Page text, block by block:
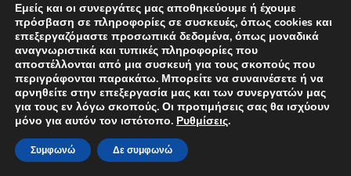
Ακολούθησέ μας στο Google News
Viber
Μπες στην ομάδα μας στο Viber!
Εμείς και οι συνεργάτες μας αποθηκεύουμε ή έχουμε
πρόσβαση σε πληροφορίες σε συσκευές, όπως cookies και
επεξεργαζόμαστε προσωπικά δεδομένα, όπως μοναδικά
αναγνωριστικά και τυπικές πληροφορίες που
αποστέλλονται από μια συσκευή για τους σκοπούς που
περιγράφονται παρακάτω. Μπορείτε να συναινέσετε ή να
αρνηθείτε στην επεξεργασία μας και των συνεργατών μας
για τους εν λόγω σκοπούς. Οι προτιμήσεις σας θα ισχύουν
μόνο για αυτόν τον ιστότοπο. Ρυθμίσεις.
Συμφωνώ Δε συμφωνώ